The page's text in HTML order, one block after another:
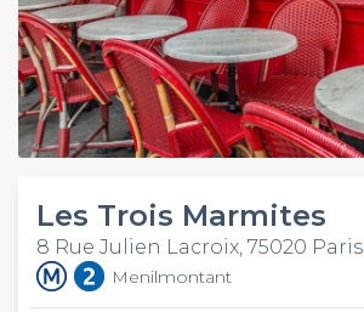
Les Trois Marmites
8 Rue Julien Lacroix, 75020 Paris
Menilmontant